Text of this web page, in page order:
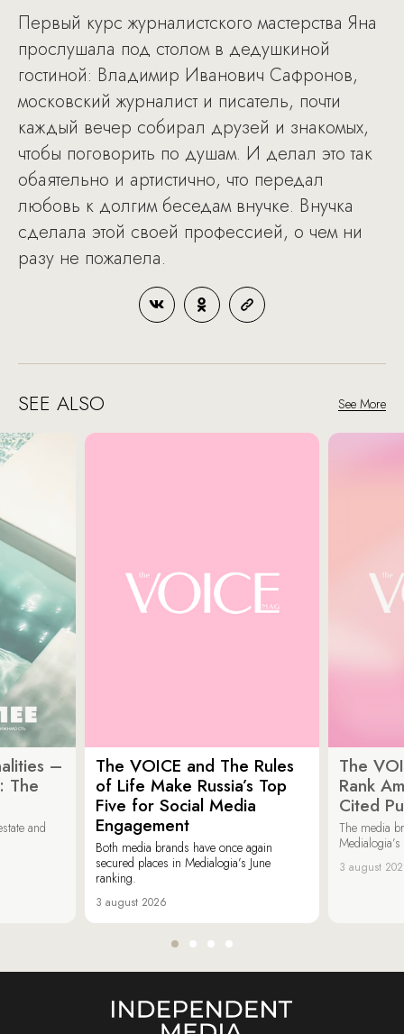
Первый курс журналистского мастерства Яна
прослушала под столом в дедушкиной
гостиной: Владимир Иванович Сафронов,
московский журналист и писатель, почти
каждый вечер собирал друзей и знакомых,
чтобы поговорить по душам. И делал это так
обаятельно и артистично, что передал
любовь к долгим беседам внучке. Внучка
сделала этой своей профессией, о чем ни
разу не пожалела.
SEE ALSO See More
–
The
and
The VOICE and The Rules
of Life Make Russia’s Top
Five for Social Media
Engagement
Both media brands have once again
secured places in Medialogia’s June
ranking.
3 august 2026
The
Rank
Cited
The media
3 august